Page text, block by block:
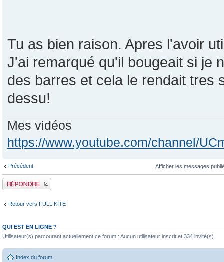
Tu as bien raison. Apres l'avoir
J'ai remarqué qu'il bougeait si je
des barres et cela le rendait tres
dessu!
Mes vidéos
https://www.youtube.com/channel/
Précédent Afficher les messages
Publier une réponse
Retour vers FULL KITE
QUI EST EN LIGNE ?
Utilisateur(s) parcourant actuellement ce forum : Aucun utilisateur inscrit et 334 invité(s)
Index du forum